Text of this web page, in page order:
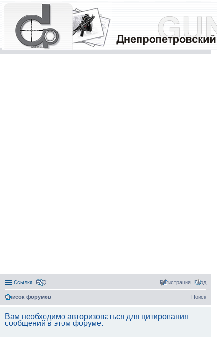
Ссылки FAQ Вход
Регистрация
Список форумов Поиск
Вам необходимо авторизоваться для цитирования
сообщений в этом форуме.